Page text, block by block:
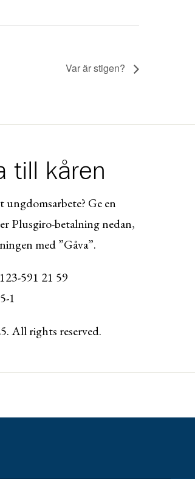
Var är stigen?
till kåren
Ge en
Plusgiro-betalning nedan,
med ”Gåva”.
123-591 21 59
1
All rights reserved.
vasterbotten/privat/